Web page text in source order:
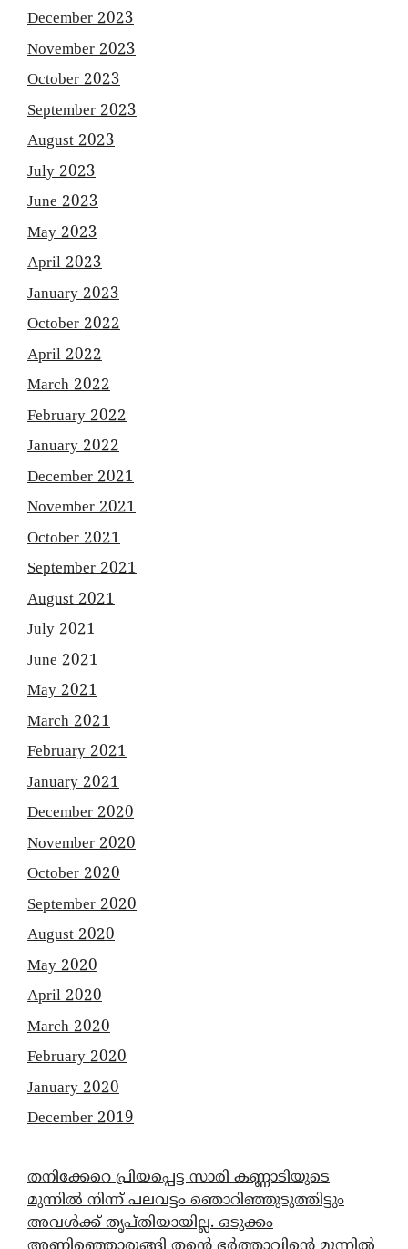
December 2023
November 2023
October 2023
September 2023
August 2023
July 2023
June 2023
May 2023
April 2023
January 2023
October 2022
April 2022
March 2022
February 2022
January 2022
December 2021
November 2021
October 2021
September 2021
August 2021
July 2021
June 2021
May 2021
March 2021
February 2021
January 2021
December 2020
November 2020
October 2020
September 2020
August 2020
May 2020
April 2020
March 2020
February 2020
January 2020
December 2019
തനിക്കേറെ പ്രിയപ്പെട്ട സാരി കണ്ണാടിയുടെ
മുന്നിൽ നിന്ന് പലവട്ടം ഞൊറിഞ്ഞുടുത്തിട്ടും
അവൾക്ക് തൃപ്തിയായില്ല. ഒടുക്കം